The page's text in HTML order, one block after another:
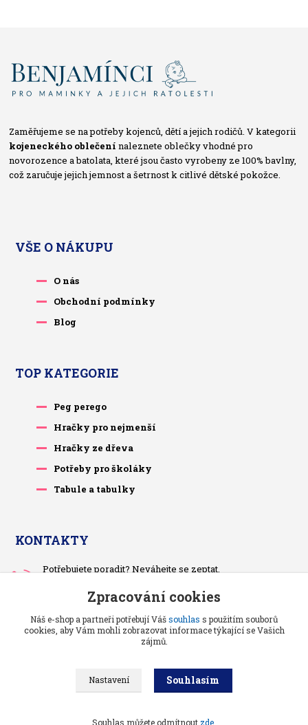
Zaměřujeme se na potřeby kojenců, dětí a jejich rodičů. V kategorii
kojeneckého oblečení naleznete oblečky vhodné pro
novorozence a batolata, které jsou často vyrobeny ze 100% bavlny,
což zaručuje jejich jemnost a šetrnost k citlivé dětské pokožce.
VŠE O NÁKUPU
O nás
Obchodní podmínky
Blog
TOP KATEGORIE
Peg perego
Hračky pro nejmenší
Hračky ze dřeva
Potřeby pro školáky
Tabule a tabulky
KONTAKTY
Potřebujete poradit? Neváhejte se zeptat.
Po-čt, po 13 hodině
pietrasova.p@seznam.cz
Vše pro děti a kojence // Grafika a kódování
Zpracování cookies
Náš e-shop a partneři potřebují Vášsouhlas s použitím souborů
cookies, aby Vám mohli zobrazovat informace týkající se Vašich
zájmů.
Nastavení Souhlasím
Souhlas můžete odmítnout zde